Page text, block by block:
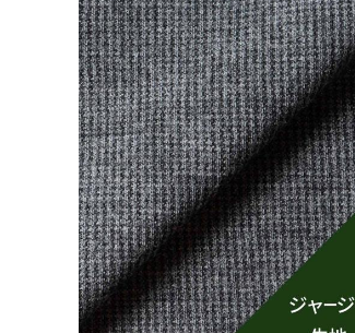
プライス
〜